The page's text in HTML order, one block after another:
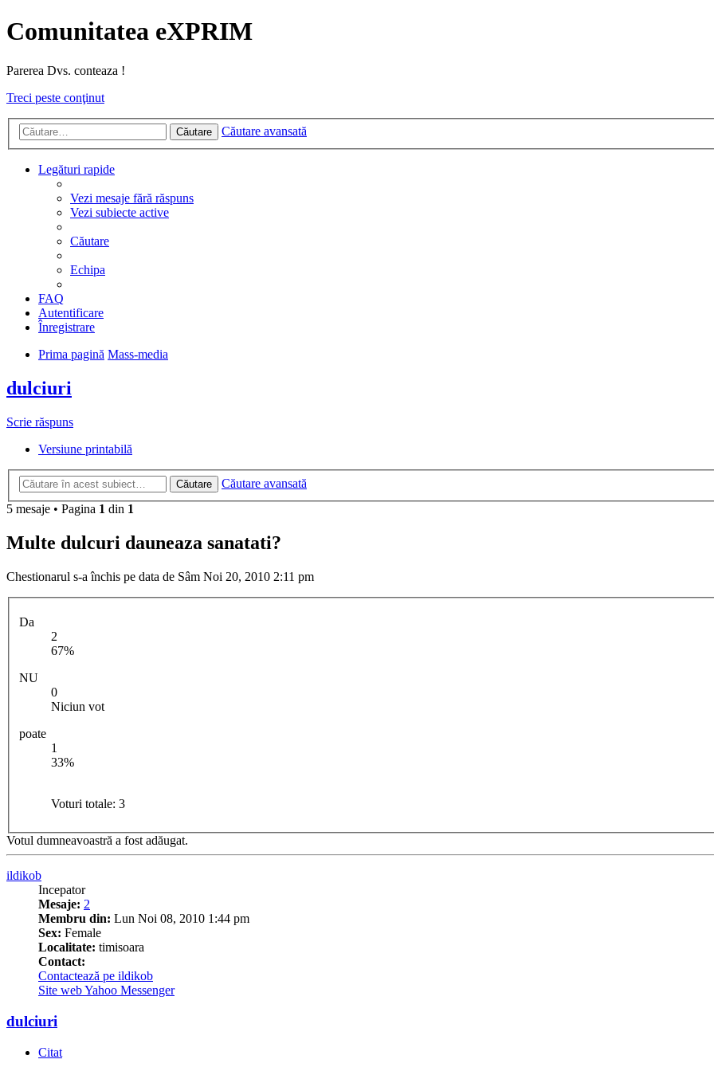
Comunitatea eXPRIM
Parerea Dvs. conteaza !
Treci peste conţinut
Căutare Căutare avansată
Legături rapide
Vezi mesaje fără răspuns
Vezi subiecte active
Căutare
Echipa
FAQ
Autentificare
Înregistrare
Prima pagină Mass-media
dulciuri
Scrie răspuns
Versiune printabilă
Căutare
Căutare avansată
5 mesaje • Pagina 1 din 1
Multe dulcuri dauneaza sanatati?
Chestionarul s-a închis pe data de Sâm Noi 20, 2010 2:11 pm
Da
2
67%
NU
0
Niciun vot
poate
1
33%
Voturi totale: 3
Votul dumneavoastră a fost adăugat.
ildikob
Incepator
Mesaje: 2
Membru din: Lun Noi 08, 2010 1:44 pm
Sex: Female
Localitate: timisoara
Contact:
Contactează pe ildikob
Site webYahoo Messenger
dulciuri
Citat